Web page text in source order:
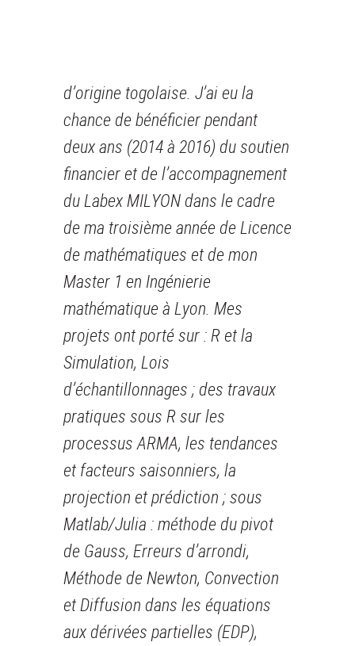
d’origine togolaise. J’ai eu la
chance de bénéficier pendant
deux ans (2014 à 2016) du soutien
financier et de l’accompagnement
du Labex MILYON dans le cadre
de ma troisième année de Licence
de mathématiques et de mon
Master 1 en Ingénierie
mathématique à Lyon. Mes
projets ont porté sur : R et la
Simulation, Lois
d’échantillonnages ; des travaux
pratiques sous R sur les
processus ARMA, les tendances
et facteurs saisonniers, la
projection et prédiction ; sous
Matlab/Julia : méthode du pivot
de Gauss, Erreurs d’arrondi,
Méthode de Newton, Convection
et Diffusion dans les équations
aux dérivées partielles (EDP),